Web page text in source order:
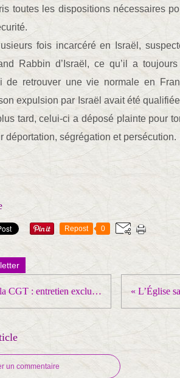
toutes les dispositions nécessaires
fois incarcéré en Israël,
Rabbin d’Israël, ce qu’il a
de retrouver une vie normale en
expulsion par Israël avait été
tard, celui-ci a déposé plainte pour
déportation, ségrégation et persécution.
Repost 0
54e congrès de la CGT : entretien exclusif avec Jean-Pierre Page
un commentaire